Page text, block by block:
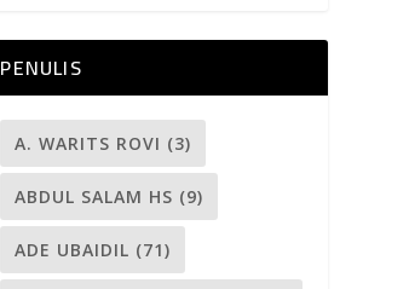
PENULIS
A. WARITS ROVI (3)
ABDUL SALAM HS (9)
ADE UBAIDIL (71)